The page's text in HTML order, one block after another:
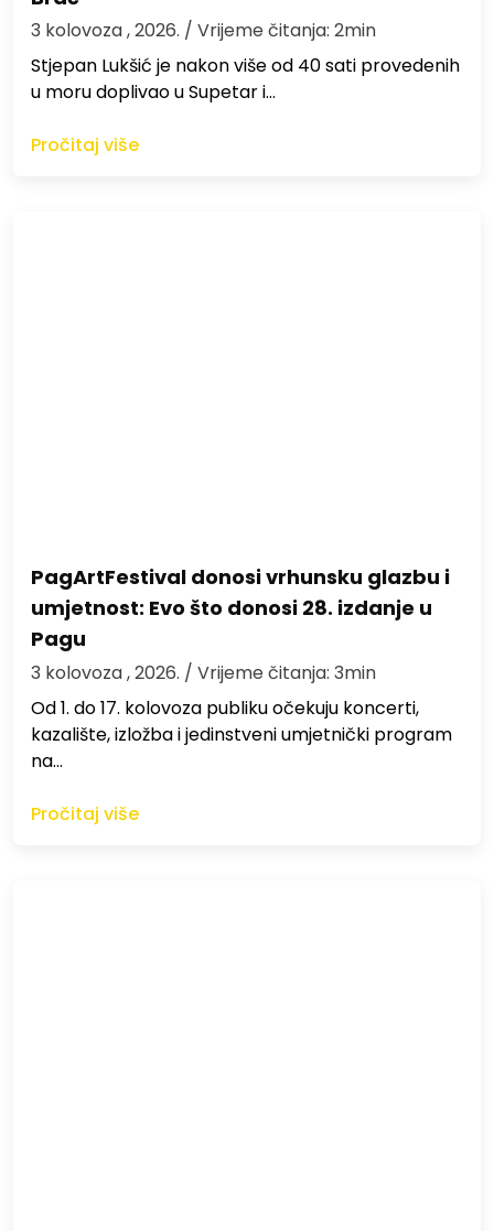
3 kolovoza , 2026. / Vrijeme čitanja: 2min
St​jepan Lukšić je nakon više od 40 sati provedenih
u moru doplivao u Supetar i…
Pročitaj više
PagArtFestival donosi vrhunsku glazbu i
umjetnost: Evo što donosi 28. izdanje u
Pagu
3 kolovoza , 2026. / Vrijeme čitanja: 3min
Od 1. do 17. kolovoza publiku očekuju koncerti,
kazalište, izložba i jedinstveni umjetnički program
na…
Pročitaj više